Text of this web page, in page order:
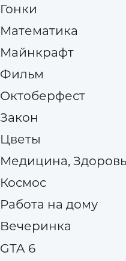
Гонки
Математика
Майнкрафт
Фильм
Октоберфест
Закон
Цветы
Медицина,
Космос
Работа на дому
Вечеринка
GTA 6